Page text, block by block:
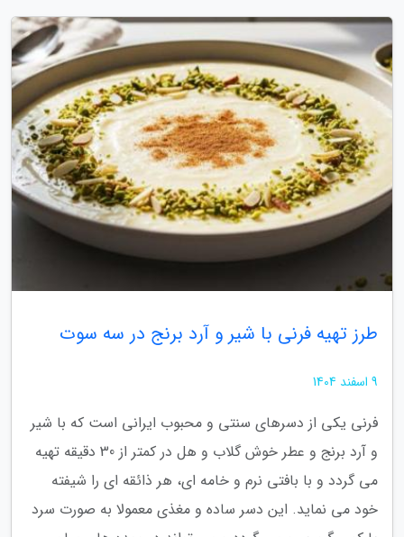
طرز تهیه فرنی با شیر و آرد برنج در سه سوت
9 اسفند 1404
فرنی یکی از دسرهای سنتی و محبوب ایرانی است که با شیر
و آرد برنج و عطر خوش گلاب و هل در کمتر از 30 دقیقه تهیه
می گردد و با بافتی نرم و خامه ای، هر ذائقه ای را شیفته
خود می نماید. این دسر ساده و مغذی معمولا به صورت سرد